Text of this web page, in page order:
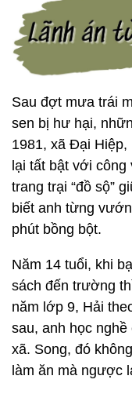
Sau đợt mưa trái
sen bị hư hại,
1981, xã Đại
lại tất bật với
trang trại “đồ sộ”
biết anh từng
phút bồng bột.
Năm 14 tuổi, khi
sách đến trường
năm lớp 9, Hải
sau, anh học
xã. Song, đó
làm ăn mà ngược